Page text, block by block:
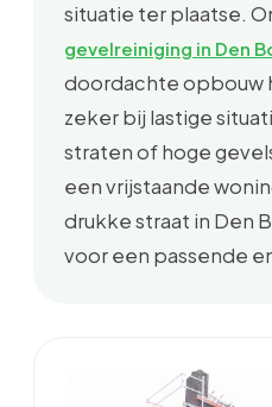
situatie ter plaatse.
gevelreiniging in Den
doordachte opbouw
zeker bij lastige
straten of hoge
een vrijstaande
drukke straat in Den
voor een passende